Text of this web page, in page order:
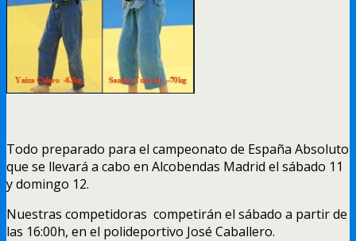
Todo preparado para el campeonato de España Absoluto
que se llevará a cabo en Alcobendas Madrid el sábado 11
y domingo 12.
Nuestras competidoras competirán el sábado a partir de
las 16:00h, en el polideportivo José Caballero.